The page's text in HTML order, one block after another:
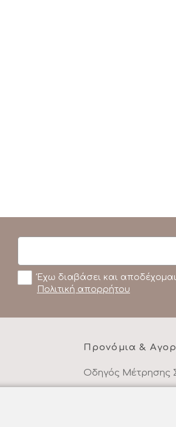
Έχω διαβάσει και αποδέχομαι
Πολιτική απορρήτου
Προνόμια &
Οδηγός Μέτρησης